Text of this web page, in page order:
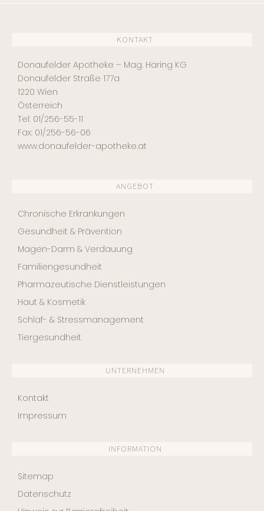
KONTAKT
Donaufelder Apotheke – Mag. Haring KG
Donaufelder Straße 177a
1220 Wien
Österreich
Tel: 01/256-55-11
Fax: 01/256-56-06
www.donaufelder-apotheke.at
ANGEBOT
Chronische Erkrankungen
Gesundheit & Prävention
Magen-Darm & Verdauung
Familiengesundheit
Pharmazeutische Dienstleistungen
Haut & Kosmetik
Schlaf- & Stressmanagement
Tiergesundheit
UNTERNEHMEN
Kontakt
Impressum
INFORMATION
Sitemap
Datenschutz